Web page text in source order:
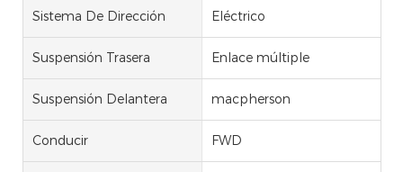
Sistema De Dirección Eléctrico
Suspensión Trasera Enlace múltiple
Suspensión Delantera macpherson
Conducir FWD